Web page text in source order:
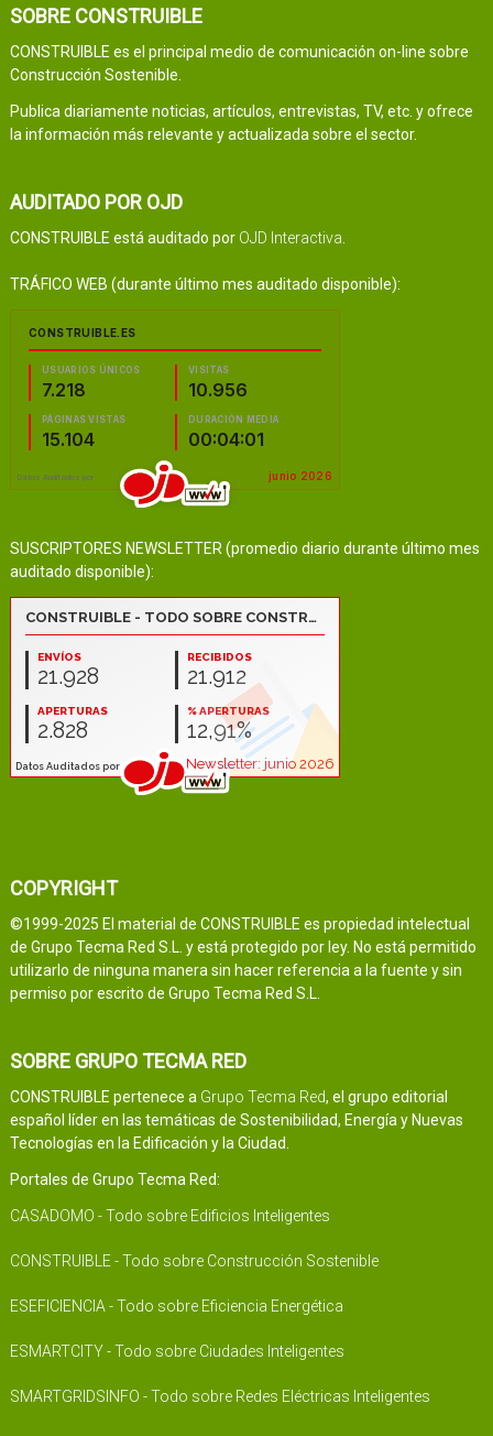
SOBRE CONSTRUIBLE
CONSTRUIBLE es el principal medio de comunicación on-line sobre
Construcción Sostenible.
Publica diariamente noticias, artículos, entrevistas, TV, etc. y ofrece
la información más relevante y actualizada sobre el sector.
AUDITADO POR OJD
CONSTRUIBLE está auditado por OJD Interactiva.
TRÁFICO WEB (durante último mes auditado disponible):
SUSCRIPTORES NEWSLETTER (promedio diario durante último mes
auditado disponible):
COPYRIGHT
©1999-2025 El material de CONSTRUIBLE es propiedad intelectual
de Grupo Tecma Red S.L. y está protegido por ley. No está permitido
utilizarlo de ninguna manera sin hacer referencia a la fuente y sin
permiso por escrito de Grupo Tecma Red S.L.
SOBRE GRUPO TECMA RED
CONSTRUIBLE pertenece a Grupo Tecma Red, el grupo editorial
español líder en las temáticas de Sostenibilidad, Energía y Nuevas
Tecnologías en la Edificación y la Ciudad.
Portales de Grupo Tecma Red:
CASADOMO - Todo sobre Edificios Inteligentes
CONSTRUIBLE - Todo sobre Construcción Sostenible
ESEFICIENCIA - Todo sobre Eficiencia Energética
ESMARTCITY - Todo sobre Ciudades Inteligentes
SMARTGRIDSINFO - Todo sobre Redes Eléctricas Inteligentes